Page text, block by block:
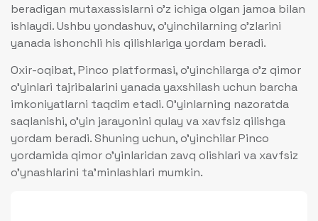
beradigan mutaxassislarni o’z ichiga olgan jamoa bilan
ishlaydi. Ushbu yondashuv, o’yinchilarning o’zlarini
yanada ishonchli his qilishlariga yordam beradi.
Oxir-oqibat, Pinco platformasi, o’yinchilarga o’z qimor
o’yinlari tajribalarini yanada yaxshilash uchun barcha
imkoniyatlarni taqdim etadi. O’yinlarning nazoratda
saqlanishi, o’yin jarayonini qulay va xavfsiz qilishga
yordam beradi. Shuning uchun, o’yinchilar Pinco
yordamida qimor o’yinlaridan zavq olishlari va xavfsiz
o’ynashlarini ta’minlashlari mumkin.